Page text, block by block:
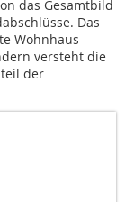
das Gesamtbild
Das
Wohnhaus
versteht die
der